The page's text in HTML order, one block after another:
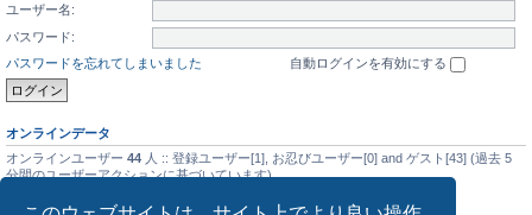
ユーザー名:
パスワード:
パスワードを忘れてしまいました
自動ログインを有効にする
オンラインデータ
オンラインユーザー 44 人 :: 登録ユーザー[1], お忍びユーザー[0] and ゲスト[43] (過去 5
分間のユーザーアクションに基づいています)